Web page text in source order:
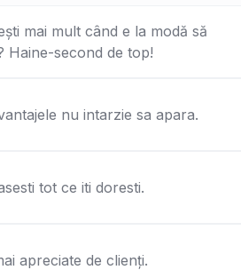
mai mult când e la modă să
Haine-second de top!
nu intarzie sa apara.
tot ce iti doresti.
apreciate de clienți.